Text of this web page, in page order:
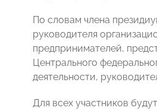
По словам члена
руководителя
предпринимателей,
Центрального
деятельности,
Для всех участников